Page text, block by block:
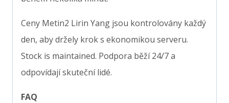
Ceny Metin2 Lirin Yang jsou kontrolovány každý
den, aby držely krok s ekonomikou serveru.
Stock is maintained. Podpora běží 24/7 a
odpovídají skuteční lidé.
FAQ